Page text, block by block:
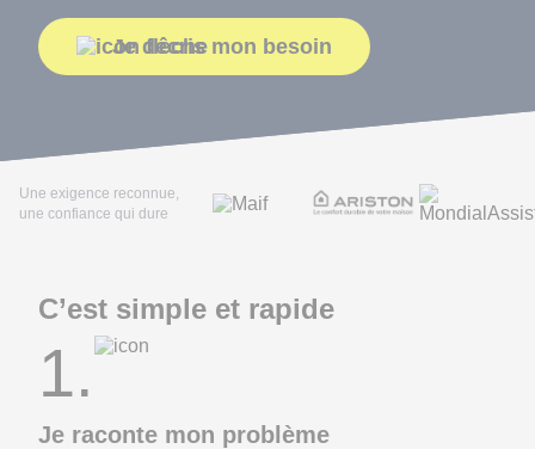
Je décris mon besoin
Une exigence reconnue,
une confiance qui dure
C’est simple et rapide
1.
Je raconte mon problème